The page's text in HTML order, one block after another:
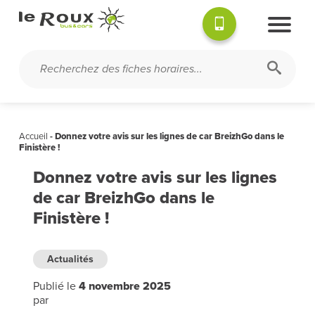
Accueil -Donnez votre avis sur les lignes de car BreizhGo dans le
Finistère !
Donnez votre avis sur les lignes
de car BreizhGo dans le
Finistère !
Actualités
Publié le4 novembre 2025
par